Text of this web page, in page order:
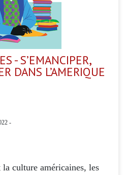
- S’EMANCIPER,
DANS L’AMERIQUE
-
culture américaines, les